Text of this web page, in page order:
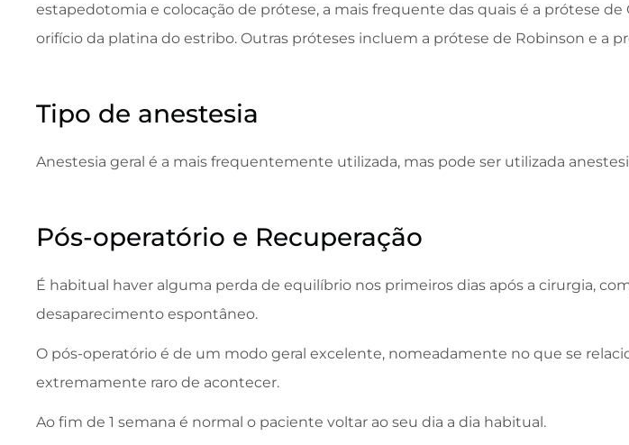
estapedotomia e colocação de prótese, a mais frequente das quais é a prótese
orifício da platina do estribo. Outras próteses incluem a prótese de Robinson e a
Tipo de anestesia
Anestesia geral é a mais frequentemente utilizada, mas pode ser utilizada
Pós-operatório e Recuperação
É habitual haver alguma perda de equilíbrio nos primeiros dias após a cirurgia,
desaparecimento espontâneo.
O pós-operatório é de um modo geral excelente, nomeadamente no que se
extremamente raro de acontecer.
Ao fim de 1 semana é normal o paciente voltar ao seu dia a dia habitual.